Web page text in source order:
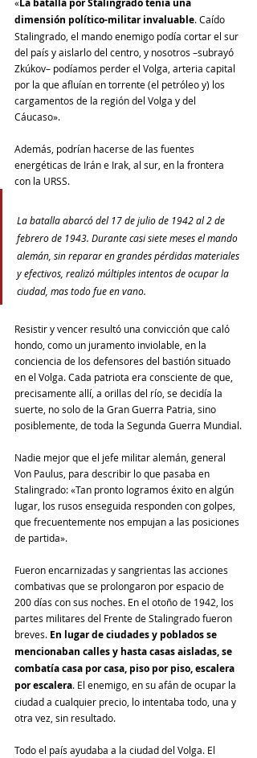
«La batalla por Stalingrado tenía una
dimensión político-militar invaluable. Caído
Stalingrado, el mando enemigo podía cortar el sur
del país y aislarlo del centro, y nosotros –subrayó
Zkúkov– podíamos perder el Volga, arteria capital
por la que afluían en torrente (el petróleo y) los
cargamentos de la región del Volga y del
Cáucaso».
Además, podrían hacerse de las fuentes
energéticas de Irán e Irak, al sur, en la frontera
con la URSS.
La batalla abarcó del 17 de julio de 1942 al 2 de
febrero de 1943. Durante casi siete meses el mando
alemán, sin reparar en grandes pérdidas materiales
y efectivos, realizó múltiples intentos de ocupar la
ciudad, mas todo fue en vano.
Resistir y vencer resultó una convicción que caló
hondo, como un juramento inviolable, en la
conciencia de los defensores del bastión situado
en el Volga. Cada patriota era consciente de que,
precisamente allí, a orillas del río, se decidía la
suerte, no solo de la Gran Guerra Patria, sino
posiblemente, de toda la Segunda Guerra Mundial.
Nadie mejor que el jefe militar alemán, general
Von Paulus, para describir lo que pasaba en
Stalingrado: «Tan pronto logramos éxito en algún
lugar, los rusos enseguida responden con golpes,
que frecuentemente nos empujan a las posiciones
de partida».
Fueron encarnizadas y sangrientas las acciones
combativas que se prolongaron por espacio de
200 días con sus noches. En el otoño de 1942, los
partes militares del Frente de Stalingrado fueron
breves. En lugar de ciudades y poblados se
mencionaban calles y hasta casas aisladas, se
combatía casa por casa, piso por piso, escalera
por escalera. El enemigo, en su afán de ocupar la
ciudad a cualquier precio, lo intentaba todo, una y
otra vez, sin resultado.
Todo el país ayudaba a la ciudad del Volga. El